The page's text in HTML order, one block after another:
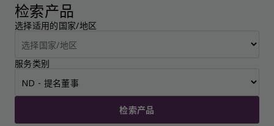
检索产品
选择适用的国家/地区
服务类别
检索产品